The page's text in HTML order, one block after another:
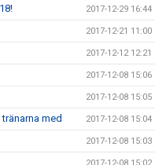
2017-12-29 16:44
2017-12-21 11:00
2017-12-12 12:21
2017-12-08 15:06
2017-12-08 15:05
med 2017-12-08 15:04
2017-12-08 15:03